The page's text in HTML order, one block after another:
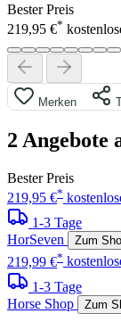
Bester Preis
219,95 €*
Merken
2 Angebote
Bester Preis
219,95 €*
1-3 Tage
HorSeven
Zum
219,99 €*
1-3 Tage
Horse Shop
Zum